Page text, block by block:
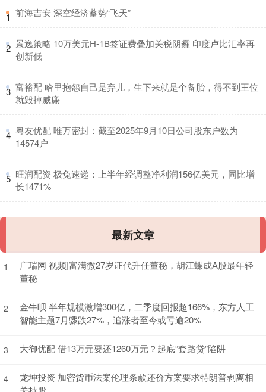
1 ​前海吉安 深空经济蓄势“飞天”
2 ​景逸策略 10万美元H-1B签证费叠加关税阴霾 印度卢比汇率再
创新低
3 ​富裕配 哈里抱怨自己是弃儿，生下来就是个备胎，得不到王位
就毁掉威廉
4 ​粤友优配 唯万密封：截至2025年9月10日公司股东户数为
14574户
5 ​旺润配资 极兔速递：上半年经调整净利润156亿美元，同比增
长1471%
最新文章
1
广瑞网 视频|富满微27岁证代升任董秘，胡江蝶成A股最年轻
董秘
2
金牛呗 半年规模激增300亿，二季度回报超166%，东方人工
智能主题7月骤跌27%，追涨者至今或亏逾20%
3 大御优配 借13万元要还1260万元？起底“套路贷”陷阱
4
龙坤投资 加密货币法案伦理条款还价方案要求特朗普剥离相